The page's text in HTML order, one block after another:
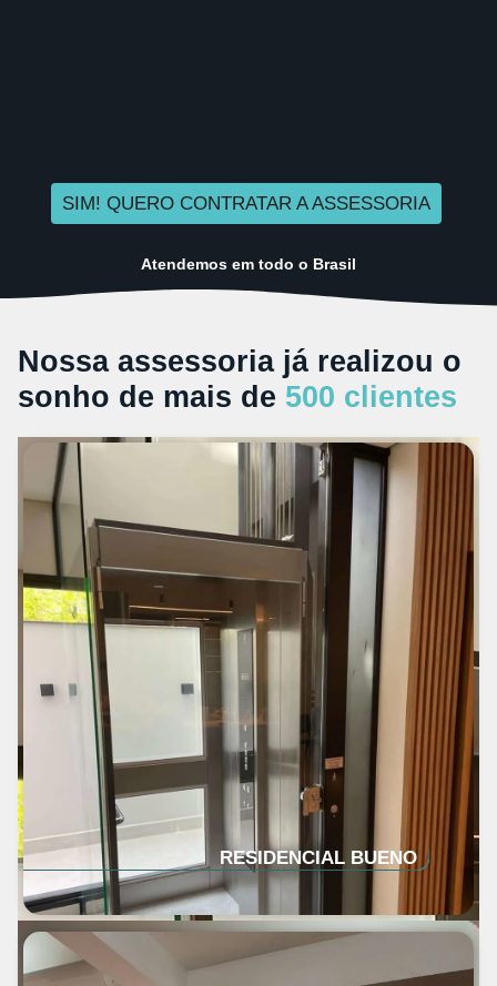
SIM! QUERO CONTRATAR A ASSESSORIA
Atendemos em todo o Brasil
Nossa assessoria já realizou o
sonho de mais de 500 clientes
RESIDENCIAL BUENO